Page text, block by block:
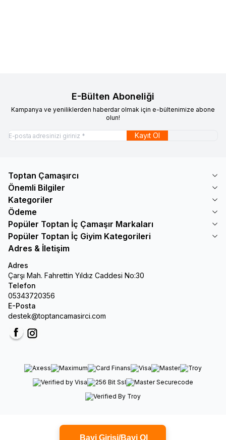
E-Bülten Aboneliği
Kampanya ve yeniliklerden haberdar olmak için e-bültenimize abone
olun!
Kayıt Ol
Toptan Çamaşırcı
Önemli Bilgiler
Kategoriler
Ödeme
Popüler Toptan İç Çamaşır Markaları
Popüler Toptan İç Giyim Kategorileri
Adres & İletişim
Adres
Çarşı Mah. Fahrettin Yıldız Caddesi No:30
Telefon
05343720356
E-Posta
destek@toptancamasirci.com
FacebookInstagram
Bayi Girişi/Bayi Ol